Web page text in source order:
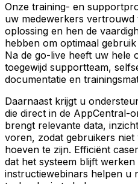
Onze training- en
uw medewerkers
oplossing en hen de
hebben om optimaal
Na de go-live heeft uw hele
toegewijd supportteam,
documentatie en
Daarnaast krijgt u
die direct in de AppCentral-
brengt relevante data,
voren, zodat gebruikers
hoeven te zijn. Efficiënt
dat het systeem blijft
instructiewebinars helpen u